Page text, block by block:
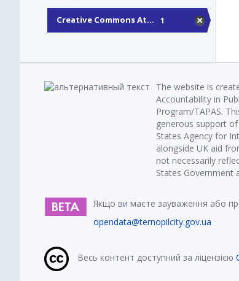
Creative Commons At... 1
The website is
Accountability in
Program/TAPAS.
generous support
States Agency for
alongside UK aid
not necessarily
States Government
Якщо ви маєте зауваження або
opendata@ternopilcity.gov.ua
Весь контент доступний за ліцензією